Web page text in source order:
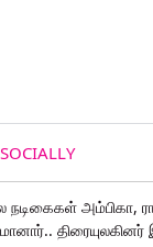
SOCIALLY
நடிகைகள் அம்பிகா,